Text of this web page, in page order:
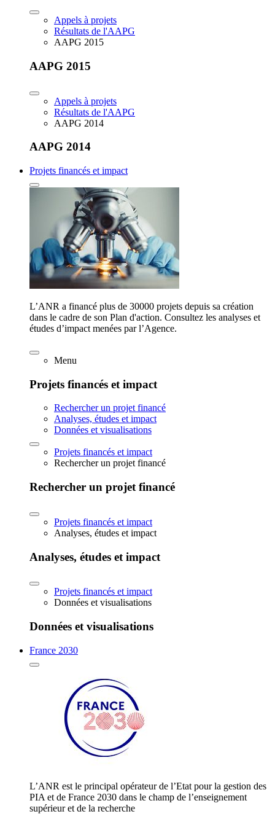
Appels à projets
Résultats de l'AAPG
AAPG 2015
AAPG 2015
Appels à projets
Résultats de l'AAPG
AAPG 2014
AAPG 2014
Projets financés et impact
L’ANR a financé plus de 30000 projets depuis sa création
dans le cadre de son Plan d'action. Consultez les analyses et
études d’impact menées par l’Agence.
Menu
Projets financés et impact
Rechercher un projet financé
Analyses, études et impact
Données et visualisations
Projets financés et impact
Rechercher un projet financé
Rechercher un projet financé
Projets financés et impact
Analyses, études et impact
Analyses, études et impact
Projets financés et impact
Données et visualisations
Données et visualisations
France 2030
L’ANR est le principal opérateur de l’Etat pour la gestion des
PIA et de France 2030 dans le champ de l’enseignement
supérieur et de la recherche